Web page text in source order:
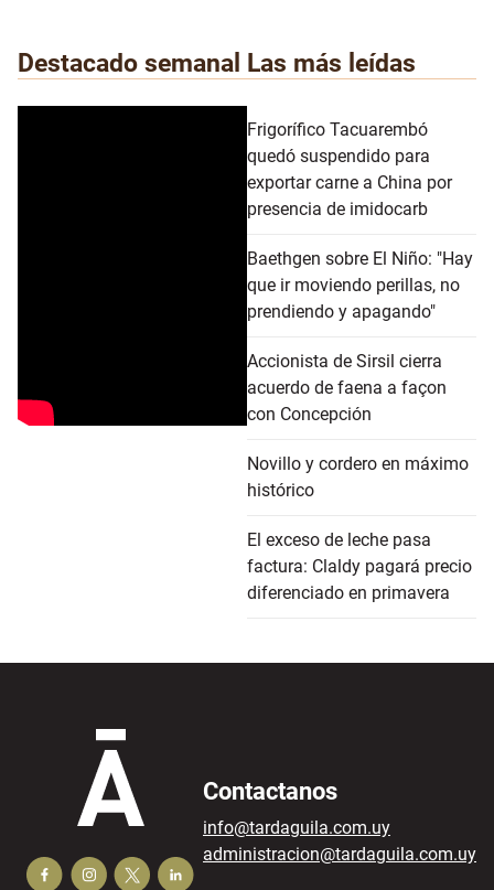
Destacado semanal Las más leídas
Frigorífico Tacuarembó
quedó suspendido para
exportar carne a China por
presencia de imidocarb
Baethgen sobre El Niño: "Hay
que ir moviendo perillas, no
prendiendo y apagando"
Accionista de Sirsil cierra
acuerdo de faena a façon
con Concepción
Novillo y cordero en máximo
histórico
El exceso de leche pasa
factura: Claldy pagará precio
diferenciado en primavera
Contactanos
info@tardaguila.com.uy
administracion@tardaguila.com.uy